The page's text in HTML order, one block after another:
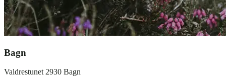
Bagn
Valdrestunet 2930 Bagn